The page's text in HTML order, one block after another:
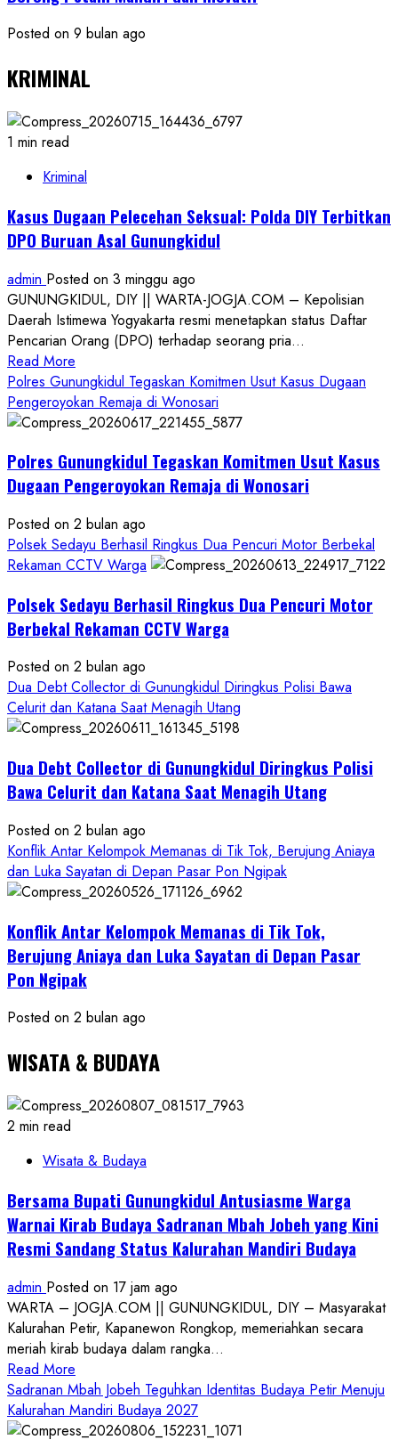
Posted on 9 bulan ago
KRIMINAL
1 min read
Kriminal
Kasus Dugaan Pelecehan Seksual: Polda DIY Terbitkan
DPO Buruan Asal Gunungkidul
admin Posted on 3 minggu ago
GUNUNGKIDUL, DIY || WARTA-JOGJA.COM – Kepolisian
Daerah Istimewa Yogyakarta resmi menetapkan status Daftar
Pencarian Orang (DPO) terhadap seorang pria...
Read More
more
about
Kasus
Pelecehan
Seksual:
DIY
Terbitkan
DPO
Asal
Gunungkidul
Polres Gunungkidul Tegaskan Komitmen Usut Kasus Dugaan
Pengeroyokan Remaja di Wonosari
Polres Gunungkidul Tegaskan Komitmen Usut Kasus
Dugaan Pengeroyokan Remaja di Wonosari
Posted on 2 bulan ago
Polsek Sedayu Berhasil Ringkus Dua Pencuri Motor Berbekal
Rekaman CCTV Warga
Polsek Sedayu Berhasil Ringkus Dua Pencuri Motor
Berbekal Rekaman CCTV Warga
Posted on 2 bulan ago
Dua Debt Collector di Gunungkidul Diringkus Polisi Bawa
Celurit dan Katana Saat Menagih Utang
Dua Debt Collector di Gunungkidul Diringkus Polisi
Bawa Celurit dan Katana Saat Menagih Utang
Posted on 2 bulan ago
Konflik Antar Kelompok Memanas di Tik Tok, Berujung Aniaya
dan Luka Sayatan di Depan Pasar Pon Ngipak
Konflik Antar Kelompok Memanas di Tik Tok,
Berujung Aniaya dan Luka Sayatan di Depan Pasar
Pon Ngipak
Posted on 2 bulan ago
WISATA & BUDAYA
2 min read
Wisata & Budaya
Bersama Bupati Gunungkidul Antusiasme Warga
Warnai Kirab Budaya Sadranan Mbah Jobeh yang Kini
Resmi Sandang Status Kalurahan Mandiri Budaya
admin Posted on 17 jam ago
WARTA – JOGJA.COM || GUNUNGKIDUL, DIY – Masyarakat
Kalurahan Petir, Kapanewon Rongkop, memeriahkan secara
meriah kirab budaya dalam rangka...
Read More
more
about
Bersama
Sadranan Mbah Jobeh Teguhkan Identitas Budaya Petir Menuju
Kalurahan Mandiri Budaya 2027